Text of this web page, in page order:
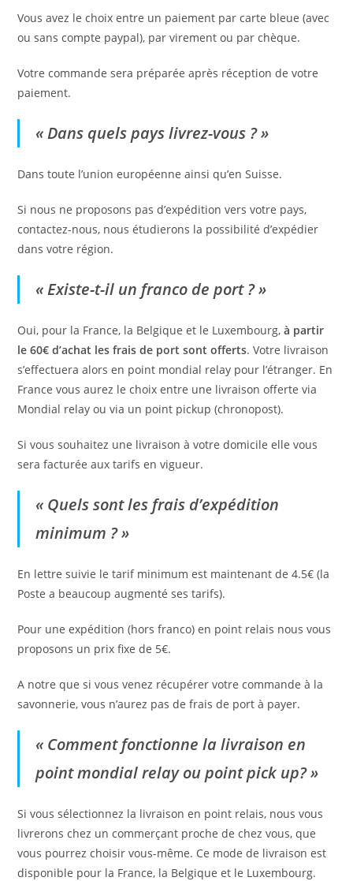
Vous avez le choix entre un paiement par carte bleue (avec
ou sans compte paypal), par virement ou par chèque.
Votre commande sera préparée après réception de votre
paiement.
« Dans quels pays livrez-vous ? »
Dans toute l’union européenne ainsi qu’en Suisse.
Si nous ne proposons pas d’expédition vers votre pays,
contactez-nous, nous étudierons la possibilité d’expédier
dans votre région.
« Existe-t-il un franco de port ? »
Oui, pour la France, la Belgique et le Luxembourg, à partir
le 60€ d’achat les frais de port sont offerts. Votre livraison
s’effectuera alors en point mondial relay pour l’étranger. En
France vous aurez le choix entre une livraison offerte via
Mondial relay ou via un point pickup (chronopost).
Si vous souhaitez une livraison à votre domicile elle vous
sera facturée aux tarifs en vigueur.
« Quels sont les frais d’expédition
minimum ? »
En lettre suivie le tarif minimum est maintenant de 4.5€ (la
Poste a beaucoup augmenté ses tarifs).
Pour une expédition (hors franco) en point relais nous vous
proposons un prix fixe de 5€.
A notre que si vous venez récupérer votre commande à la
savonnerie, vous n’aurez pas de frais de port à payer.
« Comment fonctionne la livraison en
point mondial relay ou point pick up? »
Si vous sélectionnez la livraison en point relais, nous vous
livrerons chez un commerçant proche de chez vous, que
vous pourrez choisir vous-même. Ce mode de livraison est
disponible pour la France, la Belgique et le Luxembourg.